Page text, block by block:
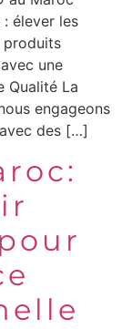
élever les
produits
une
Qualité La
engageons
des […]